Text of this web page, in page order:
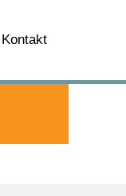
Kontakt